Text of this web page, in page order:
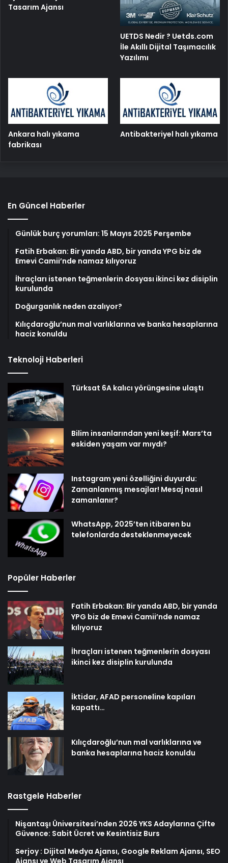
Tasarım Ajansı
UETDS Nedir ? Uetds.com
İle Akıllı Dijital Taşımacılık
Yazılımı
Ankara halı yıkama
fabrikası
Antibakteriyel halı yıkama
En Güncel Haberler
Günlük burç yorumları: 15 Mayıs 2025 Perşembe
Fatih Erbakan: Bir yanda ABD, bir yanda YPG biz de
Emevi Camii’nde namaz kılıyoruz
İhraçları istenen teğmenlerin dosyası ikinci kez disiplin
kurulunda
Doğurganlık neden azalıyor?
Kılıçdaroğlu’nun mal varlıklarına ve banka hesaplarına
haciz konuldu
Teknoloji Haberleri
Türksat 6A kalıcı yörüngesine ulaştı
Bilim insanlarından yeni keşif: Mars’ta
eskiden yaşam var mıydı?
Instagram yeni özelliğini duyurdu:
Zamanlanmış mesajlar! Mesaj nasıl
zamanlanır?
WhatsApp, 2025’ten itibaren bu
telefonlarda desteklenmeyecek
Popüler Haberler
Fatih Erbakan: Bir yanda ABD, bir yanda
YPG biz de Emevi Camii’nde namaz
kılıyoruz
İhraçları istenen teğmenlerin dosyası
ikinci kez disiplin kurulunda
İktidar, AFAD personeline kapıları
kapattı…
Kılıçdaroğlu’nun mal varlıklarına ve
banka hesaplarına haciz konuldu
Rastgele Haberler
Nişantaşı Üniversitesi’nden 2026 YKS Adaylarına Çifte
Güvence: Sabit Ücret ve Kesintisiz Burs
Serjoy : Dijital Medya Ajansı, Google Reklam Ajansı, SEO
Ajansı ve Web Tasarım Ajansı